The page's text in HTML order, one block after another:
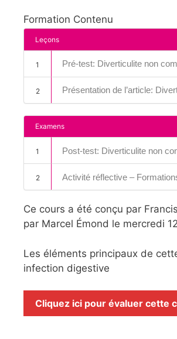
Formation Contenu
Leçons
1 Pré-test: Diverticulite non
2 Présentation de l’article:
Examens
1 Post-test: Diverticulite non
2 Activité réflective –
Ce cours a été conçu par
par Marcel Émond le mercredi
Les éléments principaux de
infection digestive
Cliquez ici pour évaluer cette